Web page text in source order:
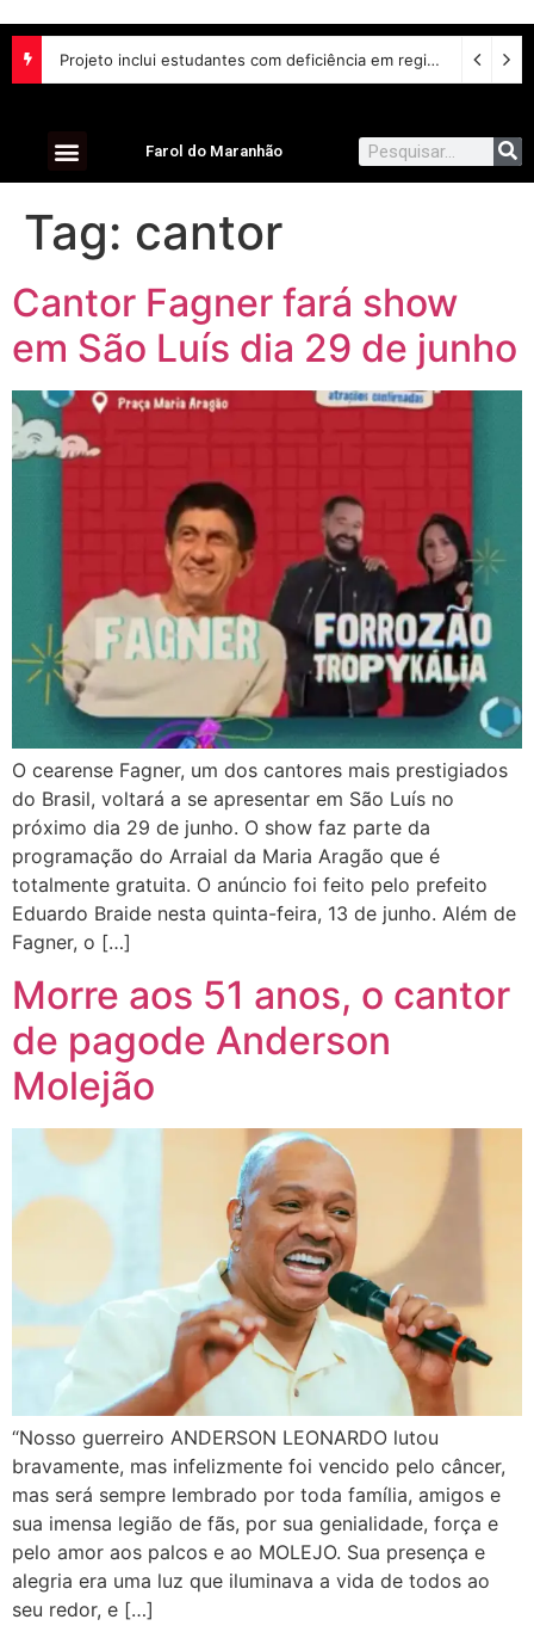
Lei aumenta penas para violência sexual digital contra crianças e adolescentes e endurece punições
Farol do Maranhão
Tag: cantor
Cantor Fagner fará show
em São Luís dia 29 de junho
O cearense Fagner, um dos cantores mais prestigiados
do Brasil, voltará a se apresentar em São Luís no
próximo dia 29 de junho. O show faz parte da
programação do Arraial da Maria Aragão que é
totalmente gratuita. O anúncio foi feito pelo prefeito
Eduardo Braide nesta quinta-feira, 13 de junho. Além de
Fagner, o […]
Morre aos 51 anos, o cantor
de pagode Anderson
Molejão
“Nosso guerreiro ANDERSON LEONARDO lutou
bravamente, mas infelizmente foi vencido pelo câncer,
mas será sempre lembrado por toda família, amigos e
sua imensa legião de fãs, por sua genialidade, força e
pelo amor aos palcos e ao MOLEJO. Sua presença e
alegria era uma luz que iluminava a vida de todos ao
seu redor, e […]